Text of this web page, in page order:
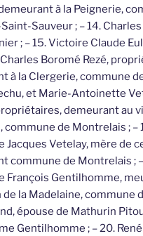
à la Peignerie,
Sauveur ; – 14.
; – 15. Victoire Claude
Boromé Rezé,
à la Clergerie, commune
et Marie-Antoinette
demeurant au
commune de Montrelais ; –
Jacques Vetelay, mère de
commune de Montrelais ;
François Gentilhomme,
la Madelaine, commune
épouse de Mathurin
Gentilhomme ; – 20.